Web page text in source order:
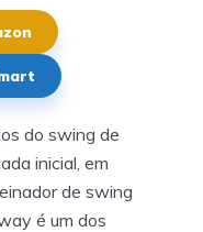
do swing de
inicial, em
de swing
é um dos